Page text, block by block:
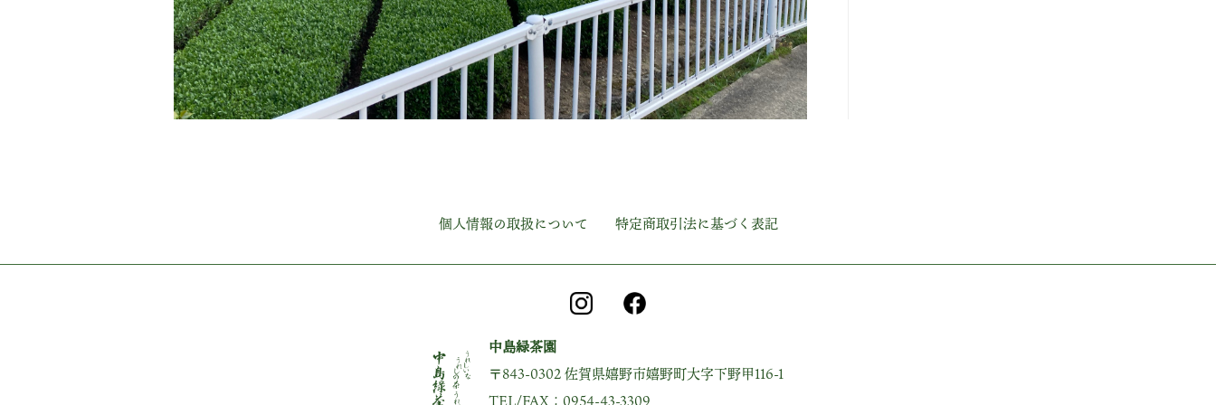
個人情報の取扱について 特定商取引法に基づく表記
中島緑茶園
〒843-0302 佐賀県嬉野市嬉野町大字下野甲116-1
TEL/FAX：0954-43-3309